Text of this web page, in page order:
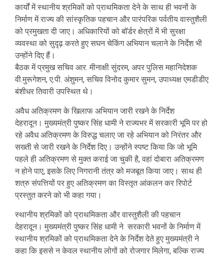
कार्यों में स्थानीय श्रमिकों को प्राथमिकता देने के साथ ही भवनों के
निर्माण में राज्य की सांस्कृतिक पहचान और पारंपरिक पर्वतीय वास्तुशैली
को प्रमुखता दी जाए। अधिकारियों को बॉर्डर क्षेत्रों में भी सुरक्षा
व्यवस्था को सुदृढ़ करते हुए सघन चेकिंग अभियान चलाने के निर्देश भी
उन्होंने दिए हैं।
बैठक में प्रमुख सचिव आर. मीनाक्षी सुंदरम, अपर पुलिस महानिदेशक
वी.मुरूगेशन, ए.पी. अंशुमन, सचिव विनोद कुमार सुमन, उपाध्यक्ष एमडीडीए
बंशीधर तिवारी उपस्थित थे।
अवैध अतिक्रमण के खिलाफ अभियान जारी रखने के निर्देश
देहरादून। मुख्यमंत्री पुष्कर सिंह धामी ने राज्यभर में सरकारी भूमि पर हो
रहे अवैध अतिक्रमण के विरुद्ध चलाए जा रहे अभियान को निरंतर और
सख्ती से जारी रखने के निर्देश दिए। उन्होंने स्पष्ट किया कि जो भूमि
पहले ही अतिक्रमण से मुक्त कराई जा चुकी है, वहां दोबारा अतिक्रमण
न होने पाए, इसके लिए निगरानी तंत्र को मजबूत किया जाए। साथ ही
शत्रु संपत्तियों पर हुए अतिक्रमण का विस्तृत आंकलन कर रिपोर्ट
प्रस्तुत करने को भी कहा गया।
स्थानीय श्रमिकों को प्राथमिकता और वास्तुशैली की पहचान
देहरादून। मुख्यमंत्री पुष्कर सिंह धामी ने सरकारी भवनों के निर्माण में
स्थानीय श्रमिकों को प्राथमिकता देने के निर्देश देते हुए मुख्यमंत्री ने
कहा कि इससे न केवल स्थानीय लोगों को रोजगार मिलेगा, बल्कि राज्य